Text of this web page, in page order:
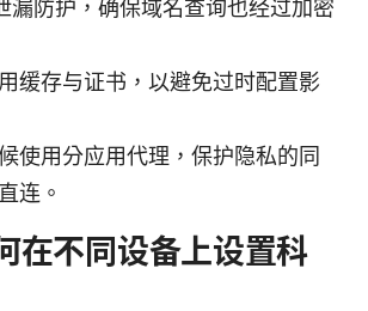
漏防护，确保域名查询也经过加密
缓存与证书，以避免过时配置影
使用分应用代理，保护隐私的同
连。
在不同设备上设置科